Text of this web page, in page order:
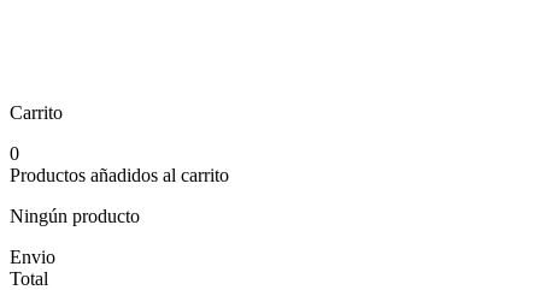
Carrito
0
Productos añadidos al carrito
Ningún producto
Envio
Total